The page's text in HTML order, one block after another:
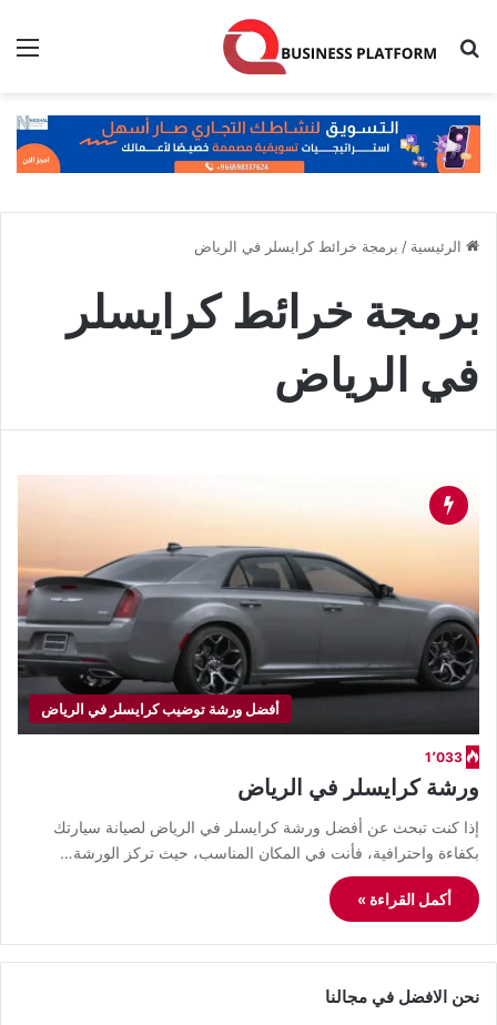
بحث عن
الرئيسية / برمجة خرائط كرايسلر في الرياض
برمجة خرائط كرايسلر
في الرياض
أفضل ورشة توضيب كرايسلر في الرياض
1٬033
ورشة كرايسلر في الرياض
إذا كنت تبحث عن أفضل ورشة كرايسلر في الرياض لصيانة سيارتك
بكفاءة واحترافية، فأنت في المكان المناسب، حيث تركز الورشة…
أكمل القراءة »
نحن الافضل في مجالنا